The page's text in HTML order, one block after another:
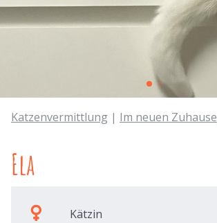
Katzenvermittlung | Im neuen Zuhause
Ela
Kätzin